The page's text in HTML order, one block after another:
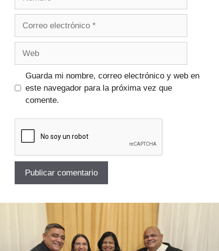
Guarda mi nombre, correo electrónico y web en
este navegador para la próxima vez que
comente.